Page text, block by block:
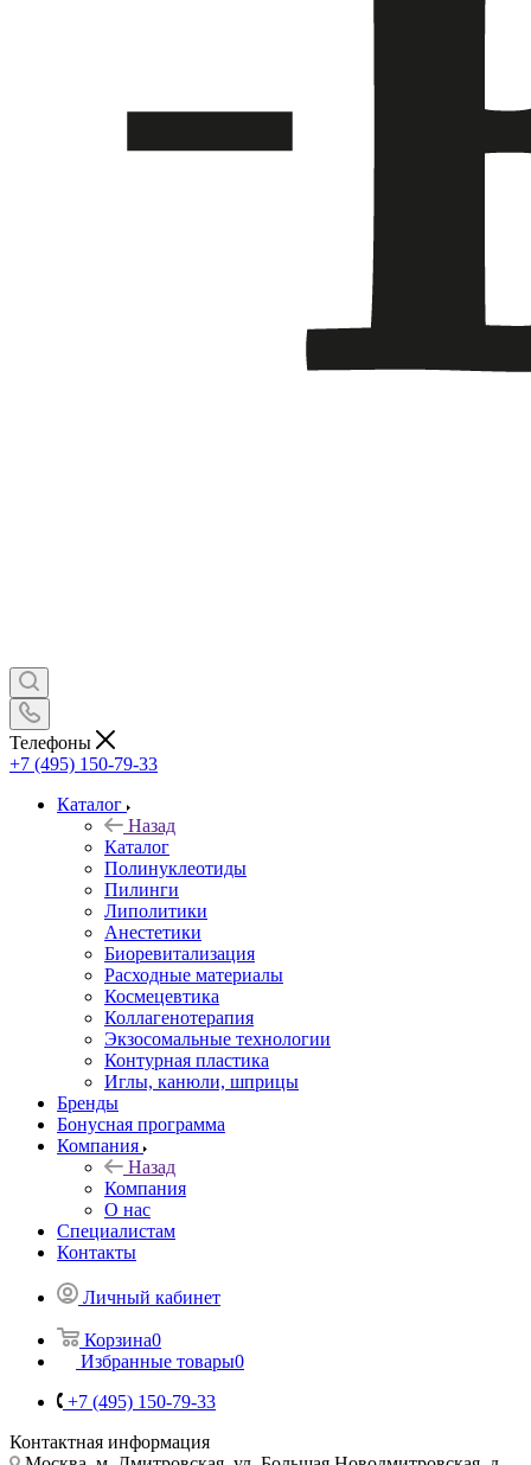
Телефоны
+7 (495) 150-79-33
Каталог
Назад
Каталог
Полинуклеотиды
Пилинги
Липолитики
Анестетики
Биоревитализация
Расходные материалы
Космецевтика
Коллагенотерапия
Экзосомальные технологии
Контурная пластика
Иглы, канюли, шприцы
Бренды
Бонусная программа
Компания
Назад
Компания
О нас
Специалистам
Контакты
Личный кабинет
Корзина0
Избранные товары0
+7 (495) 150-79-33
Контактная информация